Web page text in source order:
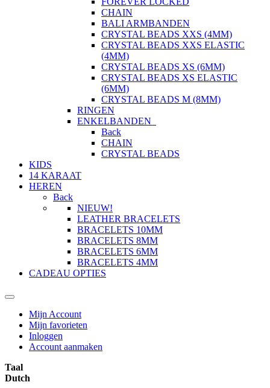
CHAIN
BALI ARMBANDEN
CRYSTAL BEADS XXS (4MM)
CRYSTAL BEADS XXS ELASTIC
(4MM)
CRYSTAL BEADS XS (6MM)
CRYSTAL BEADS XS ELASTIC
(6MM)
CRYSTAL BEADS M (8MM)
RINGEN
ENKELBANDEN
Back
CHAIN
CRYSTAL BEADS
KIDS
14 KARAAT
HEREN
Back
NIEUW!
LEATHER BRACELETS
BRACELETS 10MM
BRACELETS 8MM
BRACELETS 6MM
BRACELETS 4MM
CADEAU OPTIES
Mijn Account
Mijn favorieten
Inloggen
Account aanmaken
Taal
Dutch